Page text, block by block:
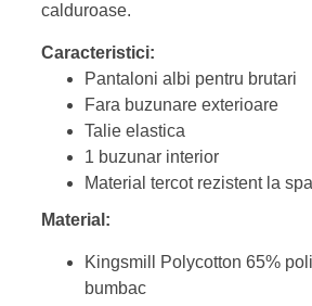
calduroase.
Caracteristici:
Pantaloni albi pentru brutari
Fara buzunare exterioare
Talie elastica
1 buzunar interior
Material tercot rezistent la
Material:
Kingsmill Polycotton 65%
bumbac